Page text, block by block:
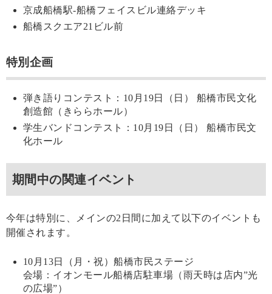
京成船橋駅-船橋フェイスビル連絡デッキ
船橋スクエア21ビル前
特別企画
弾き語りコンテスト：10月19日（日） 船橋市民文化
創造館（きららホール）
学生バンドコンテスト：10月19日（日） 船橋市民文
化ホール
期間中の関連イベント
今年は特別に、メインの2日間に加えて以下のイベントも
開催されます。
10月13日（月・祝）船橋市民ステージ
会場：イオンモール船橋店駐車場（雨天時は店内”光
の広場”）